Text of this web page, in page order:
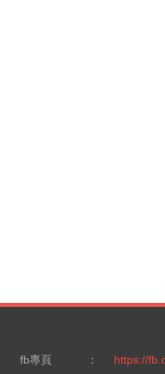
fb專頁 ：
https://